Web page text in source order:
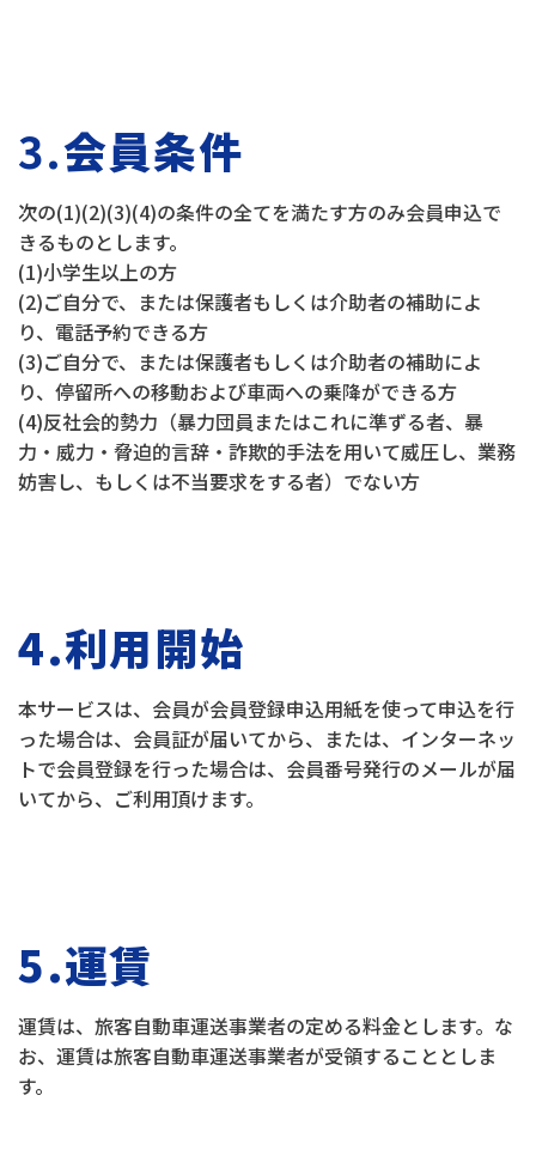
3.会員条件
次の(1)(2)(3)(4)の条件の全てを満たす方のみ会員申込で
きるものとします。
(1)小学生以上の方
(2)ご自分で、または保護者もしくは介助者の補助によ
り、電話予約できる方
(3)ご自分で、または保護者もしくは介助者の補助によ
り、停留所への移動および車両への乗降ができる方
(4)反社会的勢力（暴力団員またはこれに準ずる者、暴
力・威力・脅迫的言辞・詐欺的手法を用いて威圧し、業務
妨害し、もしくは不当要求をする者）でない方
4.利用開始
本サービスは、会員が会員登録申込用紙を使って申込を行
った場合は、会員証が届いてから、または、インターネッ
トで会員登録を行った場合は、会員番号発行のメールが届
いてから、ご利用頂けます。
5.運賃
運賃は、旅客自動車運送事業者の定める料金とします。な
お、運賃は旅客自動車運送事業者が受領することとしま
す。